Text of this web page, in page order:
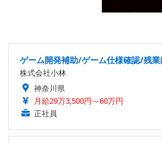
ゲーム開発補助/ゲーム仕様確認/残業
株式会社小林
神奈川県
月給29万3,500円～60万円
正社員